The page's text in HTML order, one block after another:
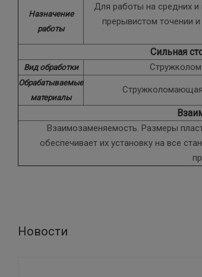
Назначение
работы
Для работы на средних и
прерывистом точении
Сильная
Вид обработки
Обрабатываемые
материалы
Стружколомающая
Взаимозаменяемость. Размеры
обеспечивает их установку на все
Новости